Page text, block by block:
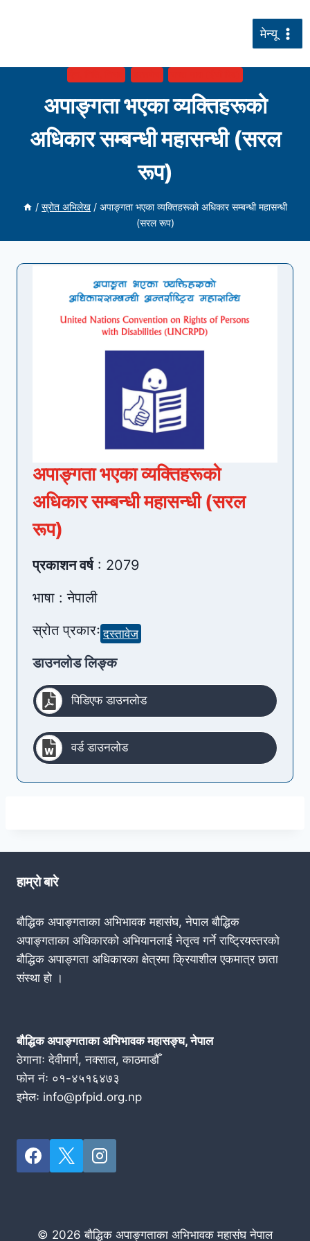
मेन्यू
अपाङ्गता भएका व्यक्तिहरूको
अधिकार सम्बन्धी महासन्धी (सरल
रूप)
/ स्रोत अभिलेख / अपाङ्गता भएका व्यक्तिहरूको अधिकार सम्बन्धी महासन्धी
(सरल रूप)
अपाङ्गता भएका व्यक्तिहरूको
अधिकार सम्बन्धी महासन्धी (सरल
रूप)
प्रकाशन वर्ष: 2079
भाषा : नेपाली
स्रोत प्रकारः दस्तावेज
डाउनलोड लिङ्क
पिडिएफ डाउनलोड
वर्ड डाउनलोड
हाम्रो बारे
बौद्धिक अपाङ्गताका अभिभावक महासंघ, नेपाल बौद्धिक
अपाङ्गताका अधिकारको अभियानलाई नेतृत्व गर्ने राष्ट्रियस्तरको
बौद्धिक अपाङ्गता अधिकारका क्षेत्रमा क्रियाशील एकमात्र छाता
संस्था हो ।
बौद्धिक अपाङ्गताका अभिभावक महासङ्घ, नेपाल
ठेगानाः देवीमार्ग, नक्साल, काठमाडौँ
फोन नंः ०१-४५१६४७३
इमेलः info@pfpid.org.np
© 2026 बौद्धिक अपाङ्गताका अभिभावक महासंघ नेपाल